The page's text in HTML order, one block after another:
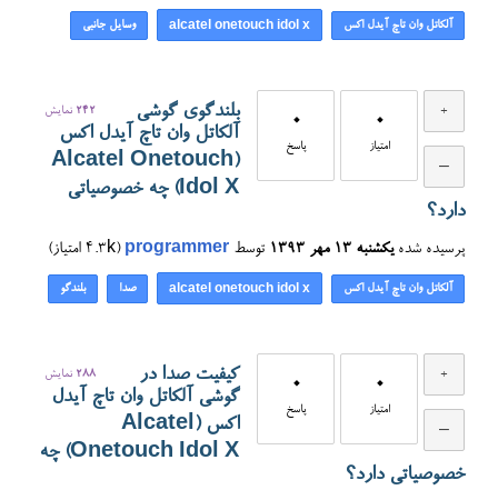
آلکاتل وان تاچ آیدل اکس alcatel onetouch idol x وسایل جانبی
0
امتیاز
0
پاسخ
242 نمایش
بلندگوی گوشی
آلکاتل وان تاچ آیدل اکس
(Alcatel Onetouch
Idol X) چه خصوصیاتی
دارد؟
پرسیده شده یکشنبه ۱۳ مهر ۱۳۹۳ توسط programmer
(
4.3k امتیاز)
آلکاتل وان تاچ آیدل اکس alcatel onetouch idol x صدا بلندگو
0
امتیاز
0
پاسخ
288 نمایش
کیفیت صدا در
گوشی آلکاتل وان تاچ آیدل
اکس (Alcatel
Onetouch Idol X) چه
خصوصیاتی دارد؟